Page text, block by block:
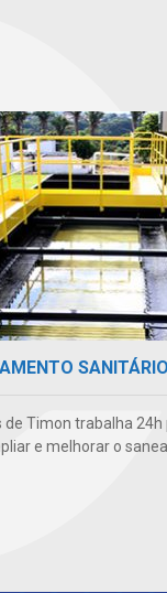
SANITÁRIO
de Timon trabalha 24h
e melhorar o